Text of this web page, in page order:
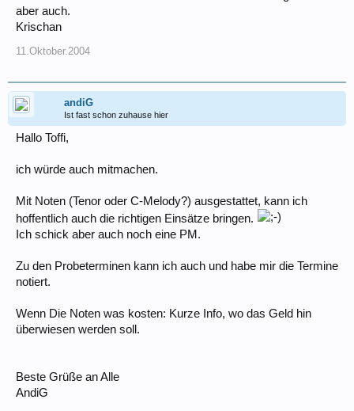
aber auch.
Krischan
11.Oktober.2004
andiG
Ist fast schon zuhause hier
Hallo Toffi,
ich würde auch mitmachen.
Mit Noten (Tenor oder C-Melody?) ausgestattet, kann ich
hoffentlich auch die richtigen Einsätze bringen.
Ich schick aber auch noch eine PM.
Zu den Probeterminen kann ich auch und habe mir die Termine
notiert.
Wenn Die Noten was kosten: Kurze Info, wo das Geld hin
überwiesen werden soll.
Beste Grüße an Alle
AndiG